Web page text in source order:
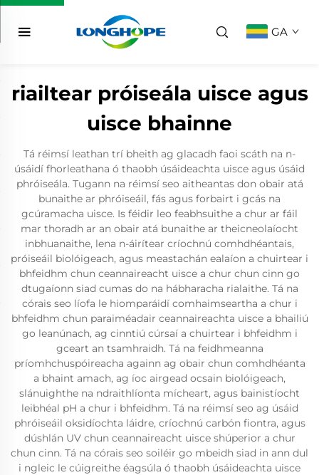
GA
riailtear próiseála uisce agus
uisce bhainne
Tá réimsí leathan trí bheith ag glacadh faoi scáth na n-
úsáidí fhorleathana ó thaobh úsáideachta uisce agus úsáid
phróiseála. Tugann na réimsí seo aitheantas don obair atá
bunaithe ar phróiseáil, fás agus forbairt i gcás na
gcúramacha uisce. Is féidir leo feabhsuithe a chur ar fáil
mar thoradh ar an obair atá bunaithe ar theicneolaíocht
inbhuanaithe, lena n-áirítear críochnú comhdhéantais,
próiseáil biolóigeach, agus meastachán ealaíon a chuirtear i
bhfeidhm chun ceannaireacht uisce a chur chun cinn go
dtugaíonn siad cumas do na hábharacha rialaithe. Tá na
córais seo líofa le hiomparáidí comhaimseartha a chur i
bhfeidhm chun paraiméadair ceannaireachta uisce a bhailiú
go leanúnach, ag cinntiú cúrsaí a chuirtear i bhfeidhm i
gceart an tsamhraidh. Tá na feidhmeanna
príomhchuspóireacha againn ag obair chun comhdhéanta
a bhaint amach, ag íoc airgead ocsain biolóigeach,
slánuighthe na ndraithlíonta mícheart, agus bainistíocht
leibhéal pH a chur i bhfeidhm. Tá na réimsí seo ag úsáid
phróiseáil oksidíochta láidre, críochnú carbón fiontra, agus
dúshlán UV chun ceannaireacht uisce shúperior a chur
chun cinn. Tá na córais seo soiléir go mbeidh siad in ann dul
i ngleic le cúigreithe éagsúla ó thaobh úsáideachta uisce